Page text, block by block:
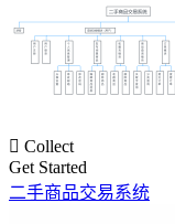
 Collect
Get Started
二手商品交易系统